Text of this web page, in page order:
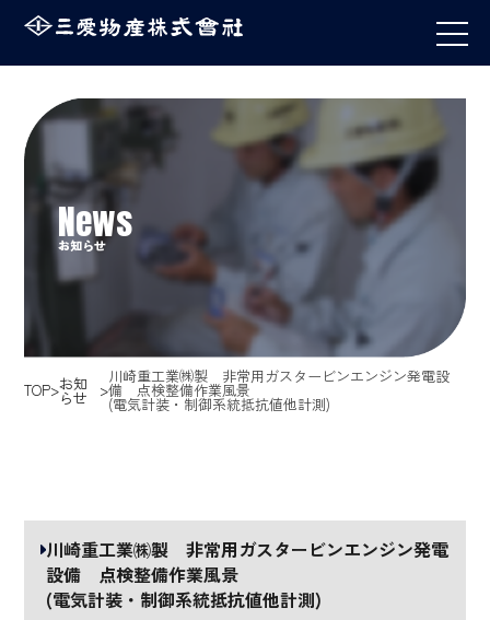
お知らせ
TOP お知
らせ
川崎重工業㈱製 非常用ガスタービンエンジン発電設
備 点検整備作業風景
(電気計装・制御系統抵抗値他計測)
川崎重工業㈱製 非常用ガスタービンエンジン発電
設備 点検整備作業風景
(電気計装・制御系統抵抗値他計測)